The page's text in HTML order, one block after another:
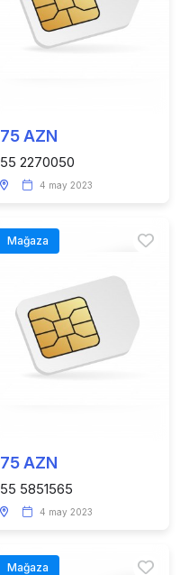
75 AZN
55 2270050
4 may 2023
Mağaza
75 AZN
55 5851565
4 may 2023
Mağaza